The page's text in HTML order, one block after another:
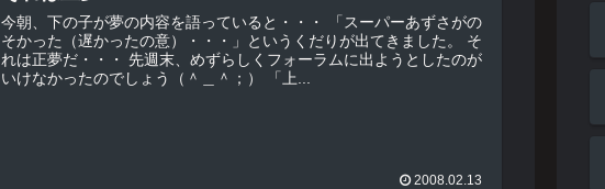
今朝、下の子が夢の内容を語っていると・・・ 「スーパーあずさがの
そかった（遅かったの意）・・・」というくだりが出てきました。 そ
れは正夢だ・・・ 先週末、めずらしくフォーラムに出ようとしたのが
いけなかったのでしょう（＾＿＾；） 「上...
2008.02.13